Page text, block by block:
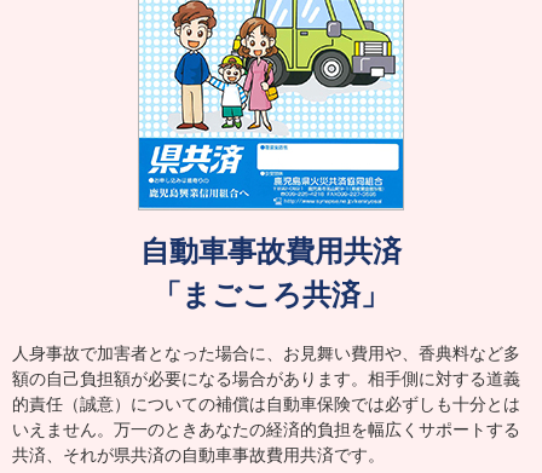
自動車事故費用共済
「まごころ共済」
人身事故で加害者となった場合に、お見舞い費用や、香典料など多
額の自己負担額が必要になる場合があります。相手側に対する道義
的責任（誠意）についての補償は自動車保険では必ずしも十分とは
いえません。万一のときあなたの経済的負担を幅広くサポートする
共済、それが県共済の自動車事故費用共済です。